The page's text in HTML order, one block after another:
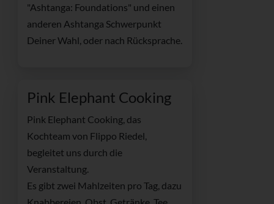
"Ashtanga: Foundations" und einen
anderen Ashtanga Schwerpunkt
Deiner Wahl, oder nach Rücksprache.
Pink Elephant Cooking
Pink Elephant Cooking, das
Kochteam von Flippo Riedel,
begleitet uns durch die
Veranstaltung.
Es gibt zwei Mahlzeiten pro Tag, dazu